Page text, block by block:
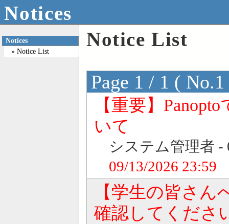
Notices
Notices
» Notice List
Notice List
Page 1 / 1 (
【重要】
いて
システム管理者 -
09/13/2026 23:59
【学生の皆さ
確認してくださ